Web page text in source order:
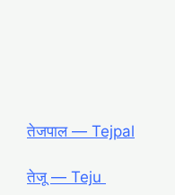
तेजपाल ― Tejpal
तेजू ― Teju